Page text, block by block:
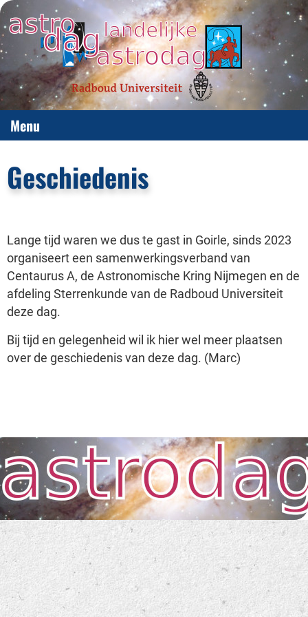
Menu
Geschiedenis
Lange tijd waren we dus te gast in Goirle, sinds 2023
organiseert een samenwerkingsverband van
Centaurus A, de Astronomische Kring Nijmegen en de
afdeling Sterrenkunde van de Radboud Universiteit
deze dag.
Bij tijd en gelegenheid wil ik hier wel meer plaatsen
over de geschiedenis van deze dag. (Marc)